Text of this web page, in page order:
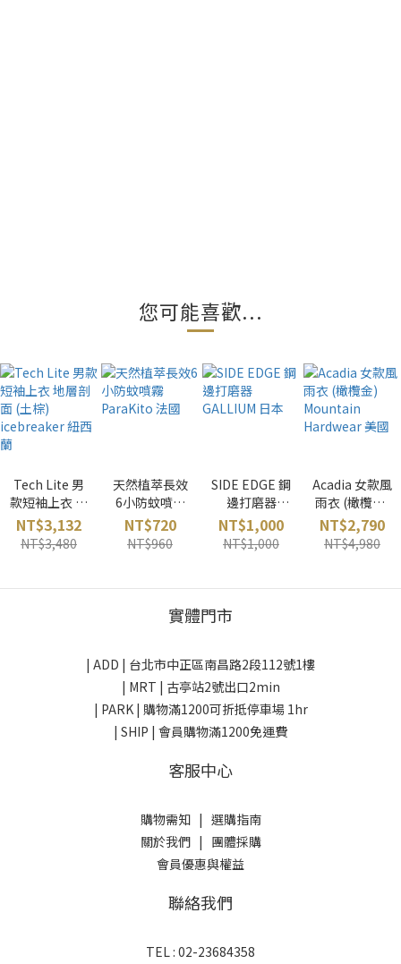
您可能喜歡...
Tech Lite 男
款短袖上衣 地
層剖面 (土棕)
icebreaker 紐
西蘭
NT$3,132
NT$3,480
天然植萃長效
6小防蚊噴霧
ParaKito 法國
NT$720
NT$960
SIDE EDGE 鋼
邊打磨器
GALLIUM 日
本
NT$1,000
NT$1,000
Acadia 女款風
雨衣 (橄欖金)
Mountain
Hardwear 美
國
NT$2,790
NT$4,980
實體門市
| ADD | 台北市中正區南昌路2段112號1樓
| MRT | 古亭站2號出口2min
| PARK | 購物滿1200可折抵停車場 1hr
| SHIP | 會員購物滿1200免運費
客服中心
購物需知| 選購指南
關於我們| 團體採購
會員優惠與權益
聯絡我們
TEL : 02-23684358